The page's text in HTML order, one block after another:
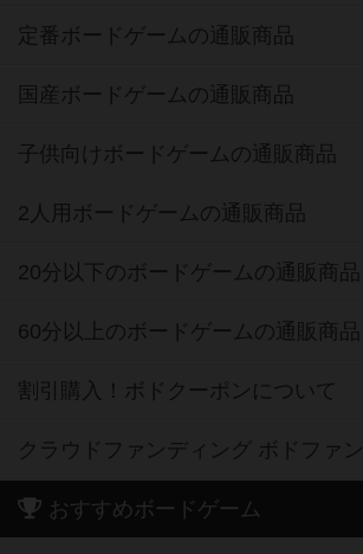
定番ボードゲームの通販商品
国産ボードゲームの通販商品
子供向けボードゲームの通販商品
2人用ボードゲームの通販商品
20分以下のボードゲームの通販商品
60分以上のボードゲームの通販商品
割引購入！ボドクーポンについて
クラウドファンディング ボドファン
おすすめボードゲーム